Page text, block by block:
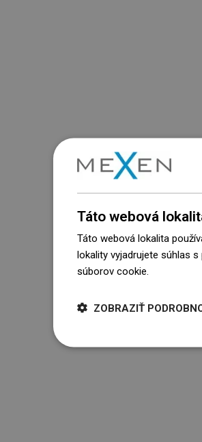
Táto webová
Táto webová lokalita
lokality vyjadrujete súhlas
súborov cookie.
ZOBRAZIŤ